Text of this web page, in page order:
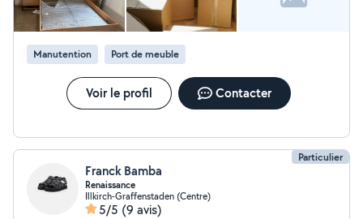
Manutention Port de meuble
Voir le profil Contacter
Particulier
Franck Bamba
Renaissance
Illkirch-Graffenstaden (Centre)
5/5 (9 avis)